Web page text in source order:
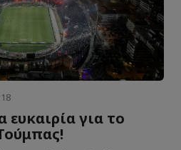
ευκαιρία για το